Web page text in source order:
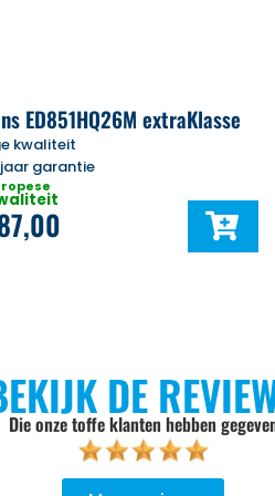
ED851HQ26M extraKlasse
kwaliteit
garantie
DE
Die onze toffe klanten hebben